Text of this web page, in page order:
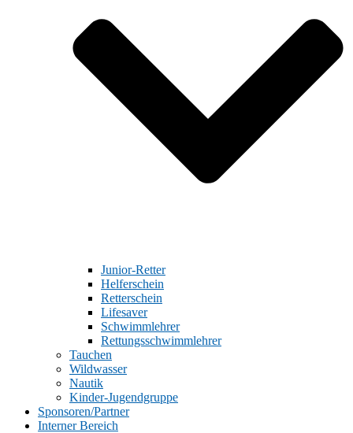
Junior-Retter
Helferschein
Retterschein
Lifesaver
Schwimmlehrer
Rettungsschwimmlehrer
Tauchen
Wildwasser
Nautik
Kinder-Jugendgruppe
Sponsoren/Partner
Interner Bereich